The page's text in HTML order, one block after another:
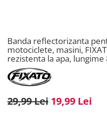
Banda reflectorizanta
motociclete, masini,
rezistenta la apa, lungime
29,99 Lei 19,99 Lei